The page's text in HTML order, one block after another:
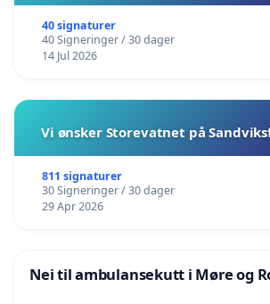
40 signaturer
40 Signeringer / 30 dager
14 Jul 2026
Vi ønsker Storevatnet på
811 signaturer
30 Signeringer / 30 dager
29 Apr 2026
Nei til ambulansekutt i Møre og